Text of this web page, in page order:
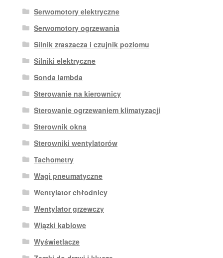
Serwomotory elektryczne
Serwomotory ogrzewania
Silnik zraszacza i czujnik poziomu
Silniki elektryczne
Sonda lambda
Sterowanie na kierownicy
Sterowanie ogrzewaniem klimatyzacji
Sterownik okna
Sterowniki wentylatorów
Tachometry
Wagi pneumatyczne
Wentylator chłodnicy
Wentylator grzewczy
Wiązki kablowe
Wyświetlacze